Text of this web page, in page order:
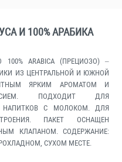
И 100% АРАБИКА
100% ARABICA (ПРЕЦИОЗО) –
ИЗ ЦЕНТРАЛЬНОЙ И ЮЖНОЙ
ЯРКИМ АРОМАТОМ И
ПОДХОДИТ ДЛЯ
НАПИТКОВ С МОЛОКОМ. ДЛЯ
ПАКЕТ ОСНАЩЕН
КЛАПАНОМ. СОДЕРЖАНИЕ:
СУХОМ МЕСТЕ.